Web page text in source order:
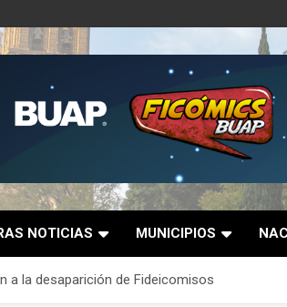
NOTICIAS MUNICIPIOS
a la desaparición de Fideicomisos